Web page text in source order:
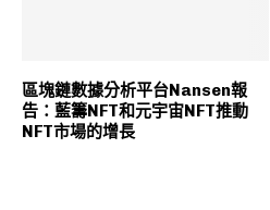
區塊鏈數據分析平台Nansen報
告：藍籌NFT和元宇宙NFT推動
NFT市場的增長